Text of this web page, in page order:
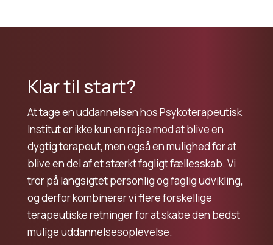
Klar til start?
At tage en uddannelsen hos Psykoterapeutisk
Institut er ikke kun en rejse mod at blive en
dygtig terapeut, men også en mulighed for at
blive en del af et stærkt fagligt fællesskab. Vi
tror på langsigtet personlig og faglig udvikling,
og derfor kombinerer vi flere forskellige
terapeutiske retninger for at skabe den bedst
mulige uddannelsesoplevelse.